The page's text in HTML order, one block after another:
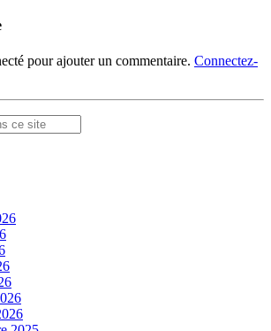
pour ajouter un commentaire. Connectez-